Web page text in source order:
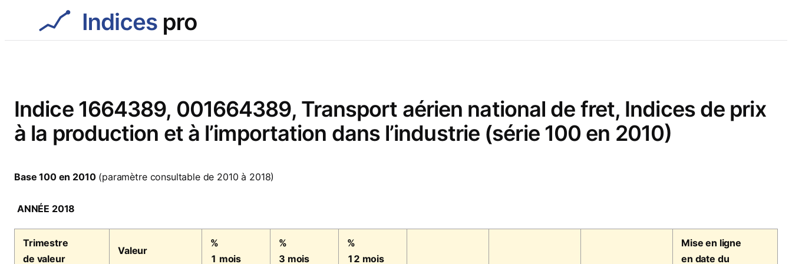
contenu
Indice 1664389, 001664389, Transport aérien national de fret, Indices de prix
à la production et à l’importation dans l’industrie (série 100 en 2010)
Base 100 en 2010(paramètre consultable de 2010 à 2018)
ANNÉE 2018
Trimestre
de valeur
Valeur
%
1 mois
%
3 mois
%
12 mois
Mise en ligne
en date du